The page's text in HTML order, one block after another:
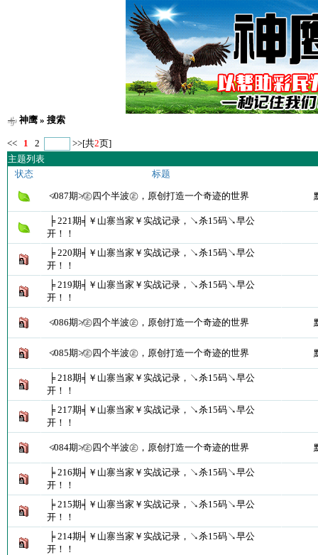
神鹰» 搜索
<< 1 2 >>[共2页]
主题列表
状态
标题
≮087期≯㊣四个半波㊣，原创打造一个奇迹的世界
╞ 221期╡￥山寨当家￥实战记录，↘杀15码↘早公
开！！
╞ 220期╡￥山寨当家￥实战记录，↘杀15码↘早公
开！！
╞ 219期╡￥山寨当家￥实战记录，↘杀15码↘早公
开！！
≮086期≯㊣四个半波㊣，原创打造一个奇迹的世界
≮085期≯㊣四个半波㊣，原创打造一个奇迹的世界
╞ 218期╡￥山寨当家￥实战记录，↘杀15码↘早公
开！！
╞ 217期╡￥山寨当家￥实战记录，↘杀15码↘早公
开！！
≮084期≯㊣四个半波㊣，原创打造一个奇迹的世界
╞ 216期╡￥山寨当家￥实战记录，↘杀15码↘早公
开！！
╞ 215期╡￥山寨当家￥实战记录，↘杀15码↘早公
开！！
╞ 214期╡￥山寨当家￥实战记录，↘杀15码↘早公
开！！